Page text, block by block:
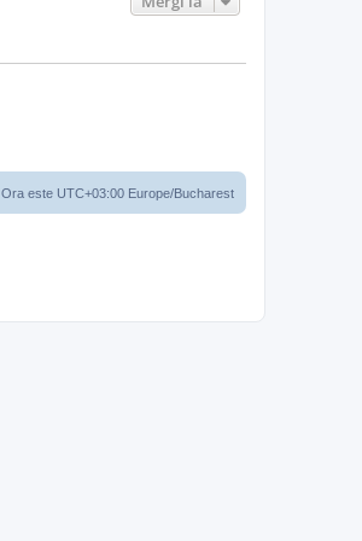
Ora este UTC+03:00 Europe/Bucharest